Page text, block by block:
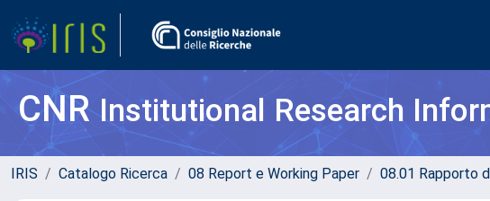
CNRInstitutional Research
IRIS Catalogo Ricerca 08 Report e Working Paper 08.01 Rapporto